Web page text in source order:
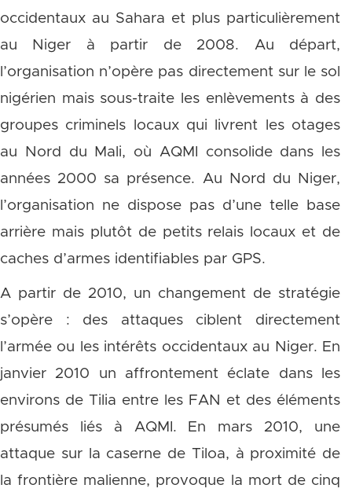
occidentaux au Sahara et plus particulièrement
au Niger à partir de 2008. Au départ,
l’organisation n’opère pas directement sur le sol
nigérien mais sous-traite les enlèvements à des
groupes criminels locaux qui livrent les otages
au Nord du Mali, où AQMI consolide dans les
années 2000 sa présence. Au Nord du Niger,
l’organisation ne dispose pas d’une telle base
arrière mais plutôt de petits relais locaux et de
caches d’armes identifiables par GPS.
A partir de 2010, un changement de stratégie
s’opère : des attaques ciblent directement
l’armée ou les intérêts occidentaux au Niger. En
janvier 2010 un affrontement éclate dans les
environs de Tilia entre les FAN et des éléments
présumés liés à AQMI. En mars 2010, une
attaque sur la caserne de Tiloa, à proximité de
la frontière malienne, provoque la mort de cinq